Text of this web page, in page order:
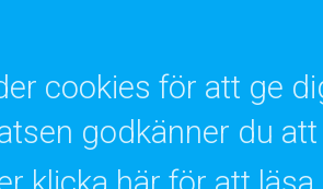
cookies för att ge
godkänner du